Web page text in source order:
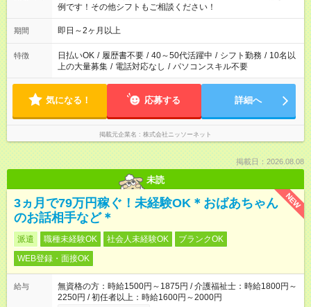
例です！その他シフトもご相談ください！
期間 即日～2ヶ月以上
特徴 日払いOK / 履歴書不要 / 40～50代活躍中 / シフト勤務 / 10名以
上の大量募集 / 電話対応なし / パソコンスキル不要
気になる！ 応募する 詳細へ
掲載元企業名 株式会社ニッソーネット
掲載日：2026.08.08
未読
NEW
3ヵ月で79万円稼ぐ！未経験OK＊おばあちゃん
のお話相手など＊
派遣 職種未経験OK 社会人未経験OK
ブランクOK
WEB登録・面接OK
給与
無資格の方：時給1500円～1875円 / 介護福祉士：時給1800円～
2250円 / 初任者以上：時給1600円～2000円